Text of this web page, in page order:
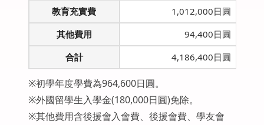
教育充實費
1,012,000日圓
其他費用
94,400日圓
合計
4,186,400日圓
※初學年度學費為964,600日圓。
※外國留學生入學金(180,000日圓)免除。
※其他費用含後援會入會費、後援會費、學友會